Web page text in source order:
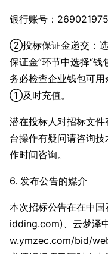
银行账号：
②投标保证金递交：选
保证金”环节中选择“
务必检查企业钱包可
①及时充值。
潜在投标人对招标文
台操作有疑问请咨询
作时间咨询。
6. 发布公告的媒介
本次招标公告在在中
idding.com)、云梦泽
w.ymzec.com/bid/